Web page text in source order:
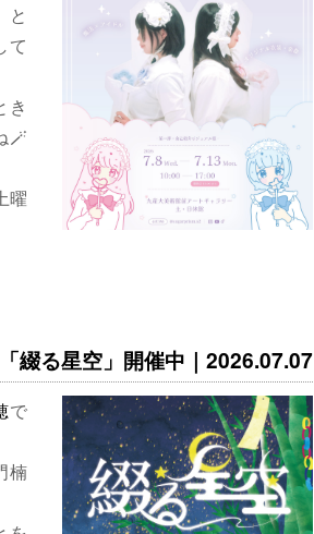
と
て
き
🪄
曜
綴る星空」開催中｜2026.07.07
で
楠